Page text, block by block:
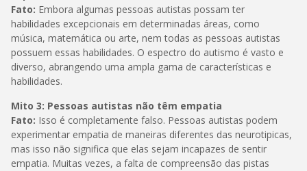
Fato: Embora algumas pessoas autistas possam ter
habilidades excepcionais em determinadas áreas, como
música, matemática ou arte, nem todas as pessoas autistas
possuem essas habilidades. O espectro do autismo é vasto e
diverso, abrangendo uma ampla gama de características e
habilidades.
Mito 3: Pessoas autistas não têm empatia
Fato: Isso é completamente falso. Pessoas autistas podem
experimentar empatia de maneiras diferentes das neurotipicas,
mas isso não significa que elas sejam incapazes de sentir
empatia. Muitas vezes, a falta de compreensão das pistas